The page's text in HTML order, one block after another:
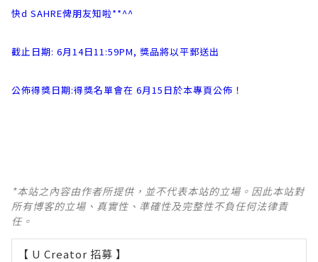
快d SAHRE俾朋友知啦**^^
截止日期: 6月14日11:59PM, 獎品將以平郵送出
公佈得獎日期:得獎名單會在 6月15日於本專頁公佈！
*本站之內容由作者所提供，並不代表本站的立場。因此本站對
所有博客的立場、真實性、準確性及完整性不負任何法律責
任。
【 U Creator 招募 】